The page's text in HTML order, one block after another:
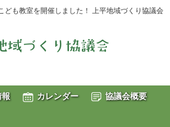
も教室を開催しました！ 上平地域づくり協議会
報 カレンダー 協議会概要